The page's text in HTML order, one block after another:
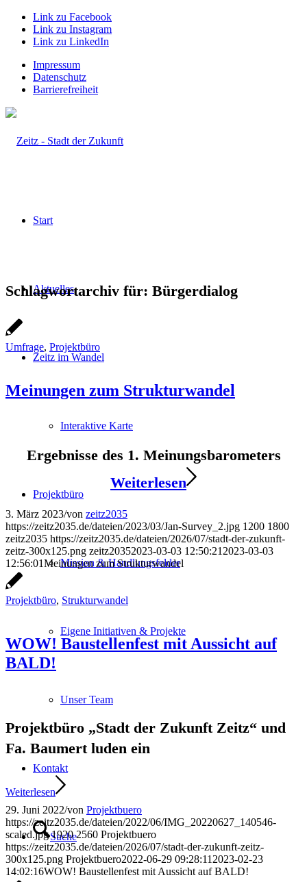
Link zu Facebook
Link zu Instagram
Link zu LinkedIn
Impressum
Datenschutz
Barrierefreiheit
Start
Aktuelles
Zeitz im Wandel
Interaktive Karte
Projektbüro
Mission & Handlungsfelder
Eigene Initiativen & Projekte
Unser Team
Kontakt
Suche
Schlagwortarchiv für: Bürgerdialog
Umfrage, Projektbüro
Meinungen zum Strukturwandel
Ergebnisse des 1. Meinungsbarometers
Weiterlesen
3. März 2023/von zeitz2035
https://zeitz2035.de/dateien/2023/03/Jan-Survey_2.jpg 1200 1800
zeitz2035 https://zeitz2035.de/dateien/2026/07/stadt-der-zukunft-
zeitz-300x125.png zeitz20352023-03-03 12:50:21 2023-03-03
12:56:01Meinungen zum Strukturwandel
Projektbüro, Strukturwandel
WOW! Baustellenfest mit Aussicht auf
BALD!
Projektbüro „Stadt der Zukunft Zeitz“ und
Fa. Baumert luden ein
Weiterlesen
29. Juni 2022/von Projektbuero
https://zeitz2035.de/dateien/2022/06/IMG_20220627_140546-
scaled.jpg 1920 2560 Projektbuero
https://zeitz2035.de/dateien/2026/07/stadt-der-zukunft-zeitz-
300x125.png Projektbuero2022-06-29 09:28:11 2023-02-23
14:02:16WOW! Baustellenfest mit Aussicht auf BALD!